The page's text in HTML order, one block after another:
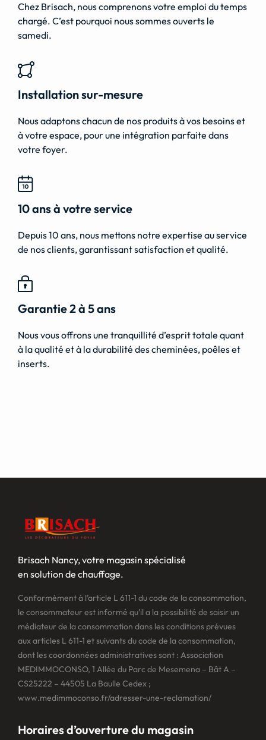
Chez Brisach, nous comprenons votre emploi du temps
chargé. C’est pourquoi nous sommes ouverts le
samedi.
Installation sur-mesure
Nous adaptons chacun de nos produits à vos besoins et
à votre espace, pour une intégration parfaite dans
votre foyer.
10 ans à votre service
Depuis 10 ans, nous mettons notre expertise au service
de nos clients, garantissant satisfaction et qualité.
Garantie 2 à 5 ans
Nous vous offrons une tranquillité d’esprit totale quant
à la qualité et à la durabilité des cheminées, poêles et
inserts.
Brisach Nancy, votre magasin spécialisé
en solution de chauffage.
Conformément à l’article L 611-1 du code de la consommation,
le consommateur est informé qu’il a la possibilité de saisir un
médiateur de la consommation dans les conditions prévues
aux articles L 611-1 et suivants du code de la consommation,
dont les coordonnées administratives sont : Association
MEDIMMOCONSO, 1 Allée du Parc de Mesemena – Bât A –
CS25222 – 44505 La Baulle Cedex ;
www.medimmoconso.fr/adresser-une-reclamation/
Horaires d’ouverture du magasin